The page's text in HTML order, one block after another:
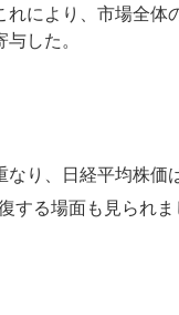
れにより、市場全体
した。
なり、日経平均株価
する場面も見られま